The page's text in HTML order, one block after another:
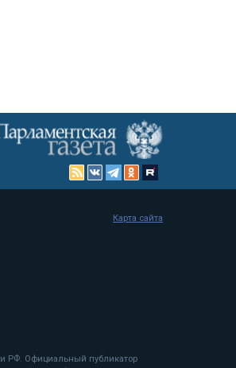
РФ. Официальный публикатор
Карта сайта